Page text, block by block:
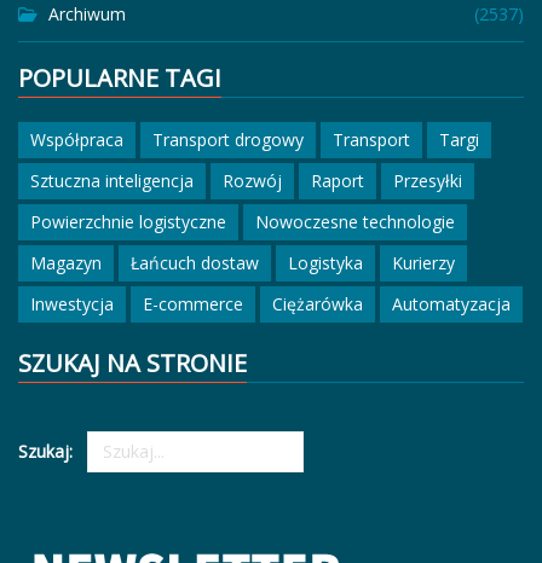
Archiwum (2537)
POPULARNE TAGI
Współpraca Transport drogowy Transport
Targi
Sztuczna inteligencja
Rozwój Raport
Przesyłki
Powierzchnie logistyczne
Nowoczesne technologie
Magazyn
Łańcuch dostaw Logistyka
Kurierzy
Inwestycja
E-commerce Ciężarówka Automatyzacja
SZUKAJ NA STRONIE
Szukaj: